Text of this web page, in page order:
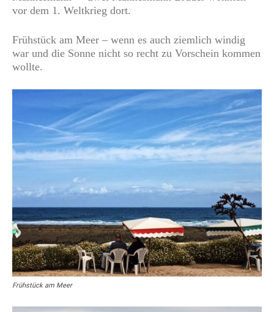
vor dem 1. Weltkrieg dort.
Frühstück am Meer – wenn es auch ziemlich windig
war und die Sonne nicht so recht zu Vorschein kommen
wollte.
Frühstück am Meer